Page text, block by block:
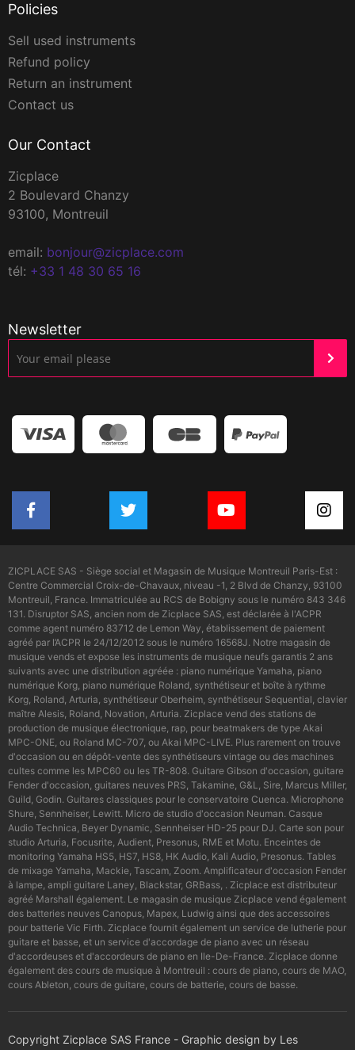
Policies
Sell used instruments
Refund policy
Return an instrument
Contact us
Our Contact
Zicplace
2 Boulevard Chanzy
93100, Montreuil
email: bonjour@zicplace.com
tél: +33 1 48 30 65 16
Newsletter
ZICPLACE SAS - Siège social et Magasin de Musique Montreuil Paris-Est :
Centre Commercial Croix-de-Chavaux, niveau -1, 2 Blvd de Chanzy, 93100
Montreuil, France. Immatriculée au RCS de Bobigny sous le numéro 843 346
131. Disruptor SAS, ancien nom de Zicplace SAS, est déclarée à l'ACPR
comme agent numéro 83712 de Lemon Way, établissement de paiement
agréé par l’ACPR le 24/12/2012 sous le numéro 16568J. Notre magasin de
musique vends et expose les instruments de musique neufs garantis 2 ans
suivants avec une distribution agréée : piano numérique Yamaha, piano
numérique Korg, piano numérique Roland, synthétiseur et boîte à rythme
Korg, Roland, Arturia, synthétiseur Oberheim, synthétiseur Sequential, clavier
maître Alesis, Roland, Novation, Arturia. Zicplace vend des stations de
production de musique électronique, rap, pour beatmakers de type Akai
MPC-ONE, ou Roland MC-707, ou Akai MPC-LIVE. Plus rarement on trouve
d'occasion ou en dépôt-vente des synthétiseurs vintage ou des machines
cultes comme les MPC60 ou les TR-808. Guitare Gibson d'occasion, guitare
Fender d'occasion, guitares neuves PRS, Takamine, G&L, Sire, Marcus Miller,
Guild, Godin. Guitares classiques pour le conservatoire Cuenca. Microphone
Shure, Sennheiser, Lewitt. Micro de studio d'occasion Neuman. Casque
Audio Technica, Beyer Dynamic, Sennheiser HD-25 pour DJ. Carte son pour
studio Arturia, Focusrite, Audient, Presonus, RME et Motu. Enceintes de
monitoring Yamaha HS5, HS7, HS8, HK Audio, Kali Audio, Presonus. Tables
de mixage Yamaha, Mackie, Tascam, Zoom. Amplificateur d'occasion Fender
à lampe, ampli guitare Laney, Blackstar, GRBass, . Zicplace est distributeur
agréé Marshall également. Le magasin de musique Zicplace vend également
des batteries neuves Canopus, Mapex, Ludwig ainsi que des accessoires
pour batterie Vic Firth. Zicplace fournit également un service de lutherie pour
guitare et basse, et un service d'accordage de piano avec un réseau
d'accordeuses et d'accordeurs de piano en Ile-De-France. Zicplace donne
également des cours de musique à Montreuil : cours de piano, cours de MAO,
cours Ableton, cours de guitare, cours de batterie, cours de basse.
Copyright Zicplace SAS France - Graphic design by Les